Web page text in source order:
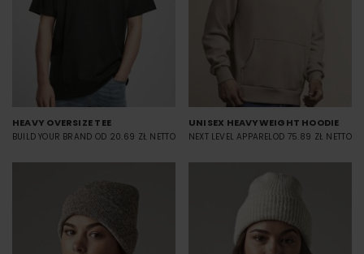
HEAVY OVERSIZE TEE
BUILD YOUR BRAND OD 20.69 ZŁ NETTO
UNISEX HEAVYWEIGHT HOODIE
NEXT LEVEL APPARELOD 75.89 ZŁ NETTO